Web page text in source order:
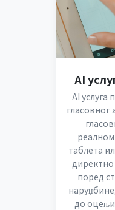
AI
AI услуга
гласовног
таблета
поред
до